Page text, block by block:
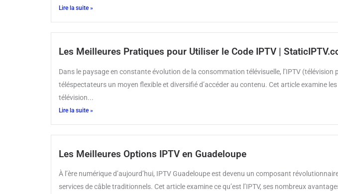
Lire la suite »
Les Meilleures Pratiques pour Utiliser le Code IPTV |
Dans le paysage en constante évolution de la consommation télévisuelle, l’IPTV
téléspectateurs un moyen flexible et diversifié d’accéder au contenu. Cet article examine
télévision...
Lire la suite »
Les Meilleures Options IPTV en Guadeloupe
À l’ère numérique d’aujourd’hui, IPTV Guadeloupe est devenu un composant
services de câble traditionnels. Cet article examine ce qu’est l’IPTV, ses nombreux